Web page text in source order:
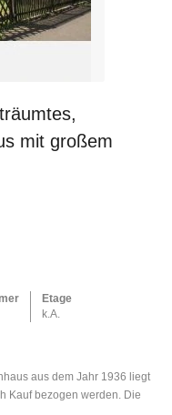
mit großem
Etage
k.A.
aus dem Jahr 1936 liegt
Kauf bezogen werden. Die